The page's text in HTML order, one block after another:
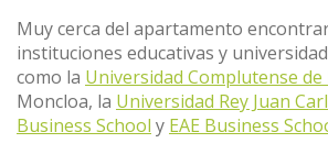
Muy cerca del apartamento
instituciones educativas y
como la Universidad Complutense
Moncloa, la Universidad Rey Juan
Business School y EAE Business